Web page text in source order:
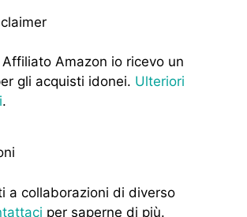
Amazon io ricevo un
gli acquisti idonei. Ulteriori
.
a collaborazioni di diverso
per saperne di più.